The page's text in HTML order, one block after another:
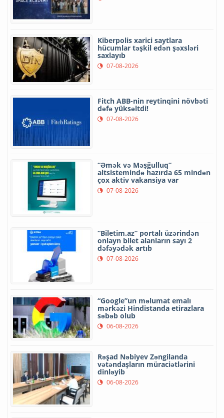
Kiberpolis xarici saytlara
hücumlar təşkil edən şəxsləri
saxlayıb
07-08-2026
Fitch ABB-nin reytinqini növbəti
dəfə yüksəltdi!
07-08-2026
“Əmək və Məşğulluq”
altsistemində hazırda 65 mindən
çox aktiv vakansiya var
07-08-2026
“Biletim.az” portalı üzərindən
onlayn bilet alanların sayı 2
dəfəyədək artıb
07-08-2026
“Google”un məlumat emalı
mərkəzi Hindistanda etirazlara
səbəb olub
06-08-2026
Rəşad Nəbiyev Zəngilanda
vətəndaşların müraciətlərini
dinləyib
06-08-2026